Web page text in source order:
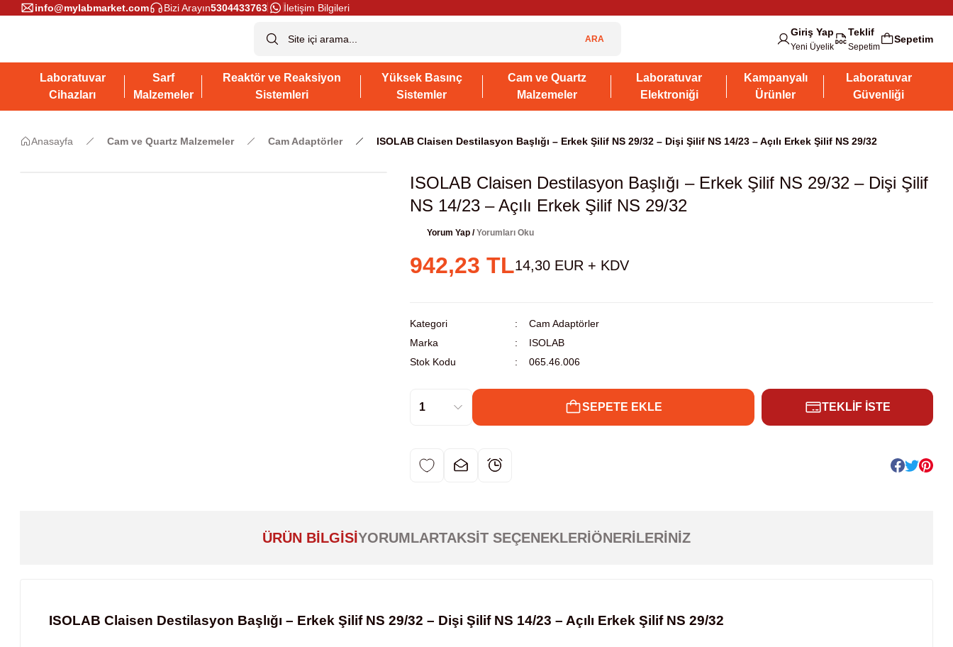
info@mylabmarket.com Bizi Arayın5304433763 İletişim Bilgileri
ARA
Giriş Yap
Yeni Üyelik
Teklif
Sepetim
Sepetim
Laboratuvar
Cihazları
Sarf
Malzemeler
Reaktör ve Reaksiyon
Sistemleri
Yüksek Basınç
Sistemler
Cam ve Quartz
Malzemeler
Laboratuvar
Elektroniği
Kampanyalı
Ürünler
Laboratuvar
Güvenliği
Anasayfa Cam ve Quartz Malzemeler Cam Adaptörler ISOLAB Claisen Destilasyon Başlığı – Erkek Şilif NS 29/32 – Dişi Şilif NS 14/23 – Açılı Erkek Şilif NS 29/32
ISOLAB Claisen Destilasyon Başlığı – Erkek Şilif NS 29/32 – Dişi Şilif
NS 14/23 – Açılı Erkek Şilif NS 29/32
Yorum Yap /Yorumları Oku
942,23 TL14,30 EUR + KDV
Kategori
Cam Adaptörler
Marka
ISOLAB
Stok Kodu
065.46.006
SEPETE EKLE TEKLİF İSTE
ÜRÜN BILGISIYORUMLARTAKSIT SEÇENEKLERIÖNERILERINIZ
ISOLAB Claisen Destilasyon Başlığı – Erkek Şilif NS 29/32 – Dişi Şilif NS 14/23 – Açılı Erkek Şilif NS 29/32